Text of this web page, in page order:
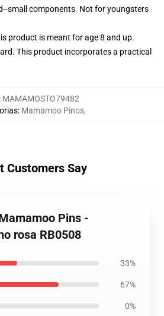
small components. Not for youngsters
product is meant for age 8 and up.
This product incorporates a practical
: MAMAMOSTO79482
: Mamamoo Pinos,
Customers Say
Pins -
rosa RB0508
33%
67%
0%